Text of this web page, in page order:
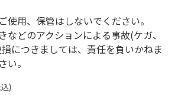
使用、保管はしないでください。
などのアクションによる事故(ケガ、
につきましては、責任を負いかねま
い。
)